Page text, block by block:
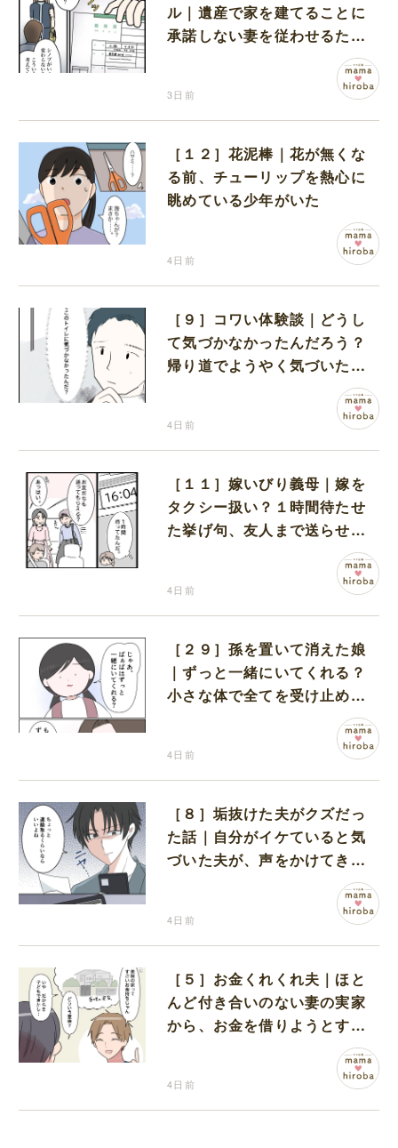
ル｜遺産で家を建てることに
承諾しない妻を従わせるため
に夫が取り出したのは離婚届
3日前
［１２］花泥棒｜花が無くな
る前、チューリップを熱心に
眺めている少年がいた
4日前
［９］コワい体験談｜どうし
て気づかなかったんだろう？
帰り道でようやく気づいた近
いトイレの存在に首を傾げる
4日前
［１１］嫁いびり義母｜嫁を
タクシー扱い？１時間待たせ
た挙げ句、友人まで送らせる
4日前
［２９］孫を置いて消えた娘
｜ずっと一緒にいてくれる？
小さな体で全てを受け止める
4日前
［８］垢抜けた夫がクズだっ
た話｜自分がイケていると気
づいた夫が、声をかけてきた
女性達と交流を持ち始める
4日前
［５］お金くれくれ夫｜ほと
んど付き合いのない妻の実家
から、お金を借りようとする
4日前